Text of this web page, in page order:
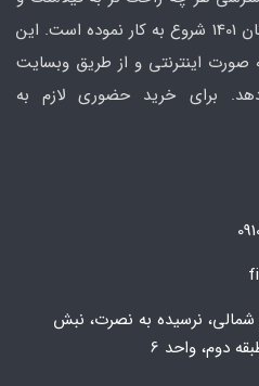
قطعات پرینتر سه بعدی در تابستان 1401 شروع به کار نموده است. این
اینترنتی و از طریق وبسایت
برای خرید حضوری لازم به
شمالی، نرسیده به نصرت، نبش